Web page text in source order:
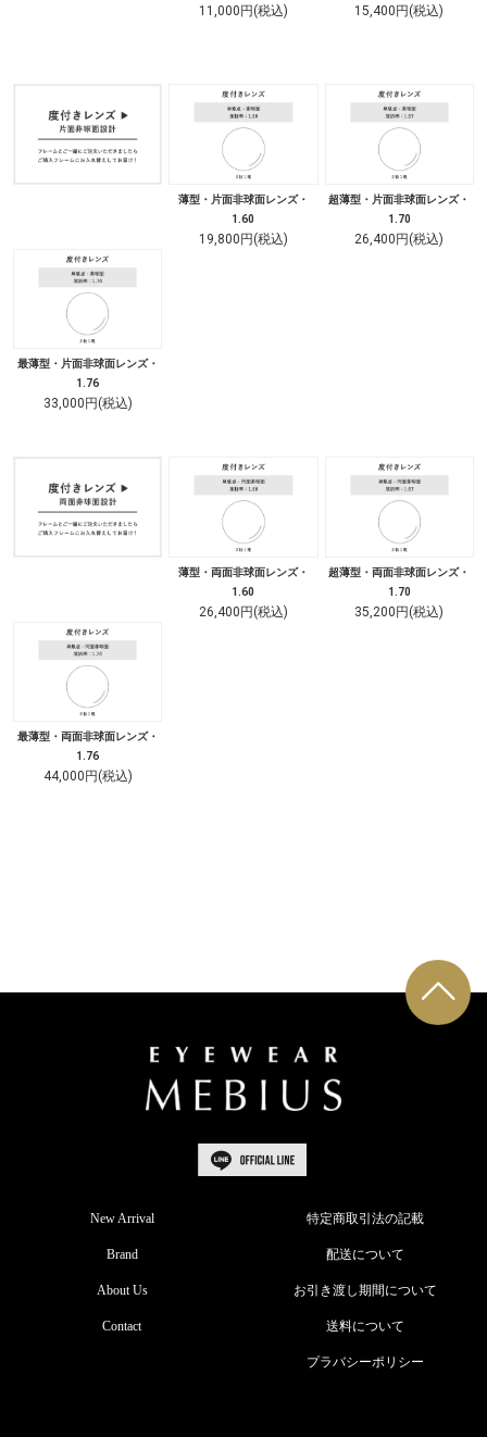
11,000円(税込) 15,400円(税込)
薄型・片面非球面レンズ・
1.60
19,800円(税込)
超薄型・片面非球面レンズ・
1.70
26,400円(税込)
最薄型・片面非球面レンズ・
1.76
33,000円(税込)
薄型・両面非球面レンズ・
1.60
26,400円(税込)
超薄型・両面非球面レンズ・
1.70
35,200円(税込)
最薄型・両面非球面レンズ・
1.76
44,000円(税込)
New Arrival
Brand
About Us
Contact
特定商取引法の記載
配送について
お引き渡し期間について
送料について
プラバシーポリシー